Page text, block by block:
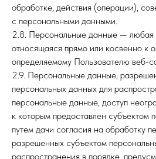
обработке, действия (операции),
с персональными данными.
2.8. Персональные данные — любая
относящаяся прямо или косвенно к
определяемому Пользователю веб-
2.9. Персональные данные,
персональных данных для
персональные данные, доступ
к которым предоставлен субъектом
путем дачи согласия на обработку
разрешенных субъектом
распространения в порядке,